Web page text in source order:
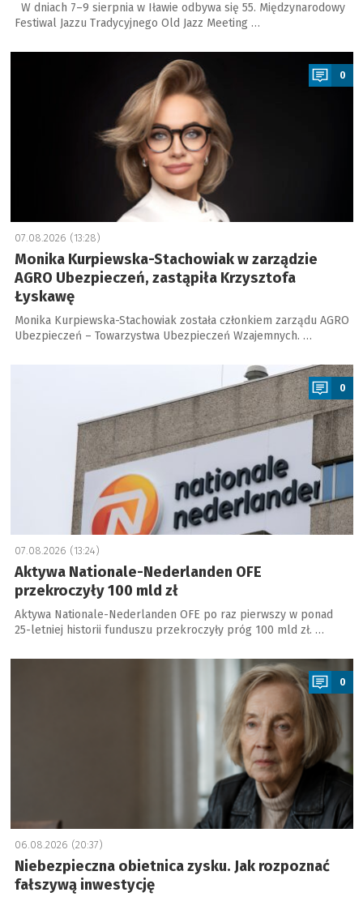
W dniach 7–9 sierpnia w Iławie odbywa się 55. Międzynarodowy
Festiwal Jazzu Tradycyjnego Old Jazz Meeting …
a
0
07.08.2026 (13:28)
Monika Kurpiewska-Stachowiak w zarządzie
AGRO Ubezpieczeń, zastąpiła Krzysztofa
Łyskawę
Monika Kurpiewska-Stachowiak została członkiem zarządu AGRO
Ubezpieczeń – Towarzystwa Ubezpieczeń Wzajemnych. …
0
07.08.2026 (13:24)
Aktywa Nationale-Nederlanden OFE
przekroczyły 100 mld zł
Aktywa Nationale-Nederlanden OFE po raz pierwszy w ponad
25-letniej historii funduszu przekroczyły próg 100 mld zł. …
a
0
06.08.2026 (20:37)
Niebezpieczna obietnica zysku. Jak rozpoznać
fałszywą inwestycję